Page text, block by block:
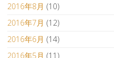
2016年8月 (10)
2016年7月 (12)
2016年6月 (14)
2016年5月 (11)